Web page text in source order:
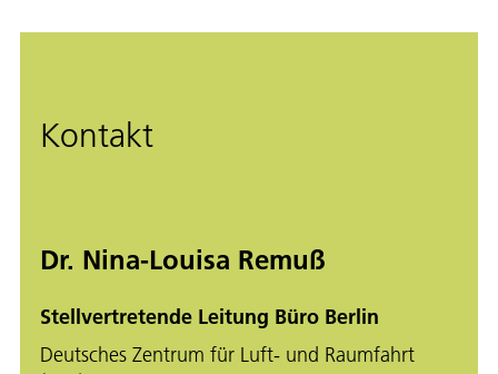
Kontakt
Dr. Nina-Louisa Remuß
Stellvertretende Leitung Büro Berlin
Deutsches Zentrum für Luft- und Raumfahrt